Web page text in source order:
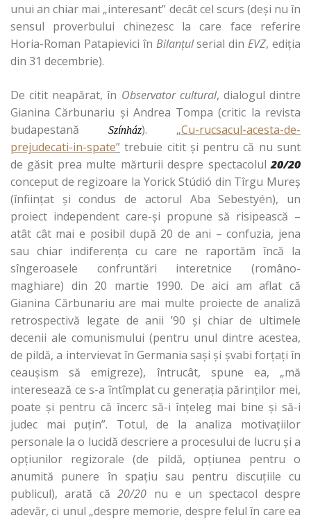
unui an chiar mai „interesant” decât cel scurs (deşi nu în
sensul proverbului chinezesc la care face referire
Horia-Roman Patapievici în Bilanţulserial dinEVZ, ediţia
din 31 decembrie).
De citit neapărat, în Observator cultural, dialogul dintre
Gianina Cărbunariu şi Andrea Tompa (critic la revista
budapestană
Színház). „Cu-rucsacul-acesta-de-
prejudecati-in-spate” trebuie citit şi pentru că nu sunt
de găsit prea multe mărturii despre spectacolul 20/20
conceput de regizoare la Yorick Stúdió din Tîrgu Mureş
(înfiinţat şi condus de actorul Aba Sebestyén), un
proiect independent care-şi propune să risipească –
atât cât mai e posibil după 20 de ani – confuzia, jena
sau chiar indiferenţa cu care ne raportăm încă la
sîngeroasele confruntări interetnice (româno-
maghiare) din 20 martie 1990. De aici am aflat că
Gianina Cărbunariu are mai multe proiecte de analiză
retrospectivă legate de anii ’90 şi chiar de ultimele
decenii ale comunismului (pentru unul dintre acestea,
de pildă, a intervievat în Germania saşi şi şvabi forţaţi în
ceauşism să emigreze), întrucât, spune ea, „mă
interesează ce s-a întîmplat cu generaţia părinţilor mei,
poate şi pentru că încerc să-i înţeleg mai bine şi să-i
judec mai puţin”. Totul, de la analiza motivaţiilor
personale la o lucidă descriere a procesului de lucru şi a
opţiunilor regizorale (de pildă, opţiunea pentru o
anumită punere în spaţiu sau pentru discuţiile cu
publicul), arată că20/20 nu e un spectacol despre
adevăr, ci unul „despre memorie, despre felul în care ea